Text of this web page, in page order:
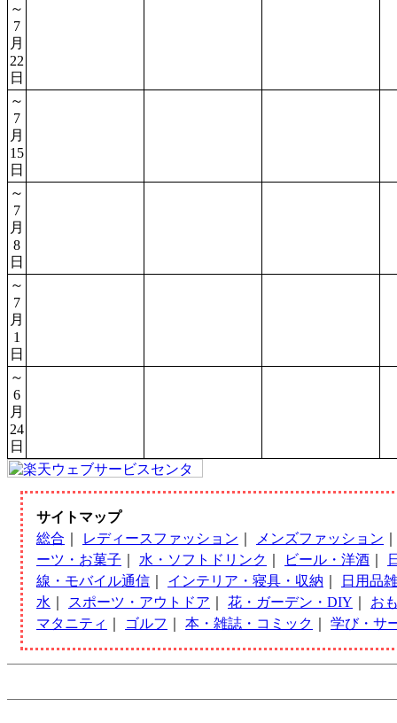
～
7
月
22
日
～
7
月
15
日
～
7
月
8
日
～
7
月
1
日
～
6
月
24
日
サイトマップ
総合
レディースファッション メンズファッション
ーツ・お菓子
水・ソフトドリンク ビール・洋酒
線・モバイル通信
インテリア・寝具・収納
日用品
水
スポーツ・アウトドア 花・ガーデン・DIY
お
マタニティ
ゴルフ 本・雑誌・コミック 学び・サ